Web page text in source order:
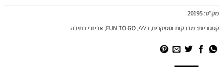
מק"ט:20195
קטגוריות:מדבקות וסטיקרים,כללי,
FUN TO GO
,אביזרי כתיבה